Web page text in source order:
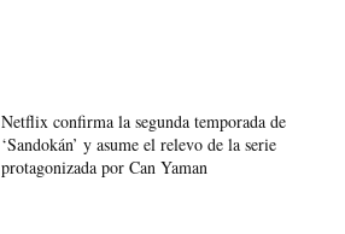
Netflix confirma la segunda temporada de
‘Sandokán’ y asume el relevo de la serie
protagonizada por Can Yaman